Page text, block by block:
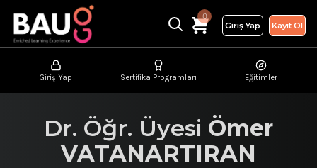
0
Giriş Yap
Kayıt Ol
Giriş Yap Sertifika Programları Eğitimler
Dr. Öğr. Üyesi Ömer
VATANARTIRAN